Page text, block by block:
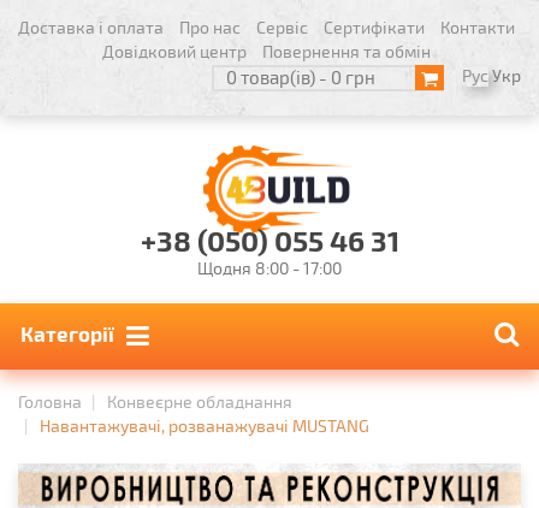
Доставка і оплата Про нас Сервіс Сертифікати
Контакти
Довідковий центр
Повернення та обмін
0 товар(ів) - 0 грн РусУкр
+38 (050) 055 46 31
Щодня 8:00 - 17:00
Категорії
Головна
Конвеєрне обладнання
Навантажувачі, розванажувачі MUSTANG